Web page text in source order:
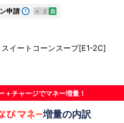
申請 e ま 自
イートコーンスープ[E1-2C]
＋チャージでマネー増量！
増量の内訳